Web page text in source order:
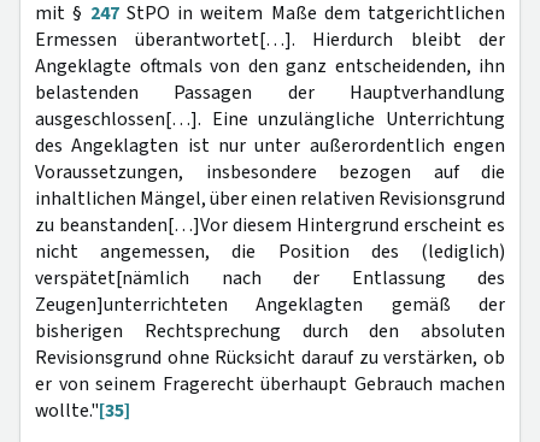
mit § 247StPO in weitem Maße dem tatgerichtlichen
Ermessen überantwortet[…]. Hierdurch bleibt der
Angeklagte oftmals von den ganz entscheidenden, ihn
belastenden Passagen der Hauptverhandlung
ausgeschlossen[…]. Eine unzulängliche Unterrichtung
des Angeklagten ist nur unter außerordentlich engen
Voraussetzungen, insbesondere bezogen auf die
inhaltlichen Mängel, über einen relativen Revisionsgrund
zu beanstanden[…]Vor diesem Hintergrund erscheint es
nicht angemessen, die Position des (lediglich)
verspätet[nämlich nach der Entlassung des
Zeugen]unterrichteten Angeklagten gemäß der
bisherigen Rechtsprechung durch den absoluten
Revisionsgrund ohne Rücksicht darauf zu verstärken, ob
er von seinem Fragerecht überhaupt Gebrauch machen
wollte."[35]